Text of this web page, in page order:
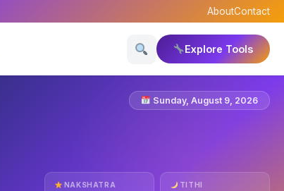
AboutContact
Explore Tools
Sunday, August 9, 2026
NAKSHATRA TITHI